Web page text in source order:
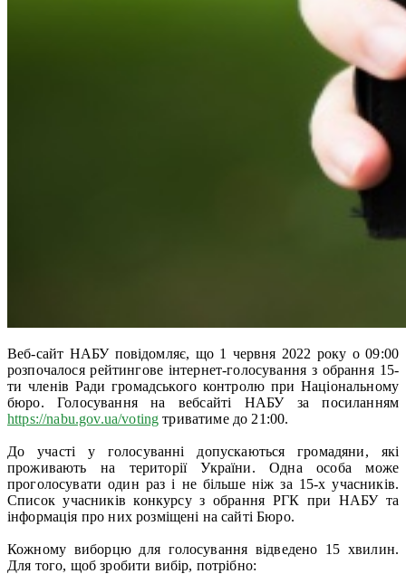
Веб-сайт НАБУ повідомляє, що 1 червня 2022 року о 09:00
розпочалося рейтингове інтернет-голосування з обрання 15-
ти членів Ради громадського контролю при Національному
бюро. Голосування на вебсайті НАБУ за посиланням
https://nabu.gov.ua/voting триватиме до 21:00.
До участі у голосуванні допускаються громадяни, які
проживають на території України. Одна особа може
проголосувати один раз і не більше ніж за 15-х учасників.
Список учасників конкурсу з обрання РГК при НАБУ та
інформація про них розміщені на сайті Бюро.
Кожному виборцю для голосування відведено 15 хвилин.
Для того, щоб зробити вибір, потрібно: